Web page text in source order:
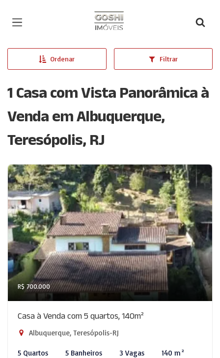
Página inicial
Ordenar Filtrar
1 Casa com Vista Panorâmica à
Venda em Albuquerque,
Teresópolis, RJ
R$ 700.000
Casa à Venda com 5 quartos, 140m²
Albuquerque, Teresópolis-RJ
5 Quartos 5 Banheiros 3 Vagas 140 m²